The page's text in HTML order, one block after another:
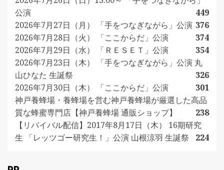
公演
449
2026年7月27日（月） 「手をつなぎながら」公演 376
2026年7月28日（火） 「ここからだ」公演
374
2026年7月29日（水） 「ＲＥＳＥＴ」公演
354
2026年7月23日（木） 「手をつなぎながら」公演 丸
山ひなた 生誕祭
326
2026年7月30日（木） 「ここからだ」公演
301
神戸養蜂場・養蜂場を営む神戸養蜂場が厳選した高品
質な蜂蜜専門店【神戸養蜂場 通販ショップ】
238
【リバイバル配信】2017年8月17日（木） 16期研究
生 「レッツゴー研究生！」公演 山根涼羽 生誕祭
224